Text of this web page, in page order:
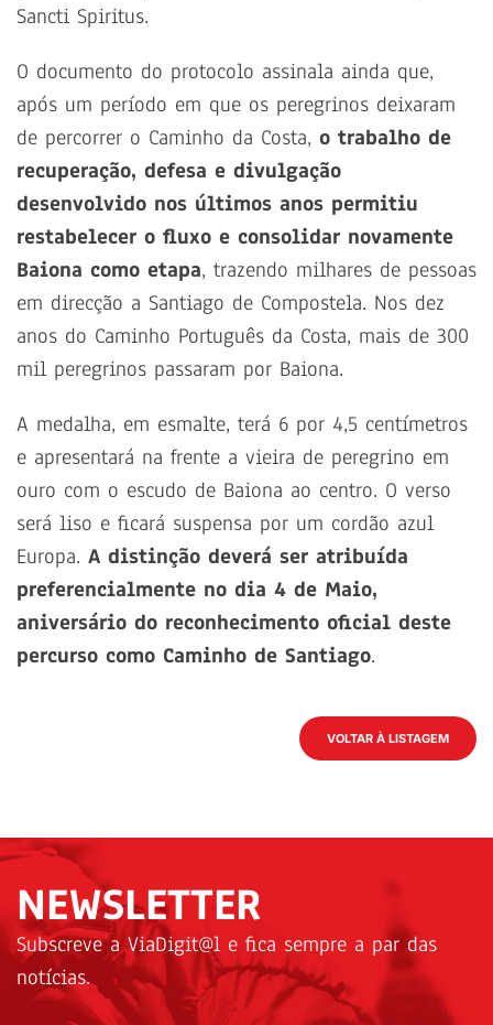
Sancti Spiritus.
O documento do protocolo assinala ainda que,
após um período em que os peregrinos deixaram
de percorrer o Caminho da Costa, o trabalho de
recuperação, defesa e divulgação
desenvolvido nos últimos anos permitiu
restabelecer o fluxo e consolidar novamente
Baiona como etapa, trazendo milhares de pessoas
em direcção a Santiago de Compostela. Nos dez
anos do Caminho Português da Costa, mais de 300
mil peregrinos passaram por Baiona.
A medalha, em esmalte, terá 6 por 4,5 centímetros
e apresentará na frente a vieira de peregrino em
ouro com o escudo de Baiona ao centro. O verso
será liso e ficará suspensa por um cordão azul
Europa. A distinção deverá ser atribuída
preferencialmente no dia 4 de Maio,
aniversário do reconhecimento oficial deste
percurso como Caminho de Santiago.
VOLTAR À LISTAGEM
NEWSLETTER
Subscreve a ViaDigit@l e fica sempre a par das
notícias.